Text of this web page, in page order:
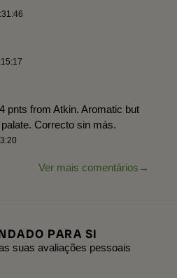
pnts from Atkin. Aromatic but
Correcto sin más.
Ver mais comentários
PARA SI
suas avaliações pessoais